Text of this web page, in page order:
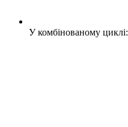
У комбінованому циклі: